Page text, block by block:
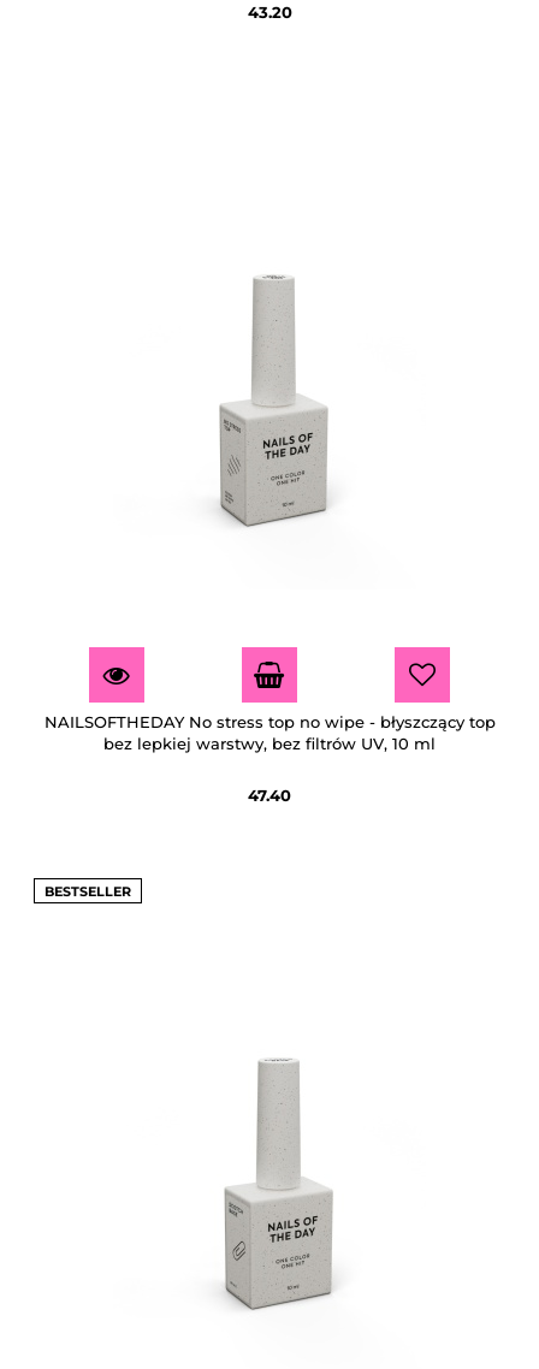
43.20
NAILSOFTHEDAY No stress top no wipe - błyszczący top
bez lepkiej warstwy, bez filtrów UV, 10 ml
47.40
BESTSELLER